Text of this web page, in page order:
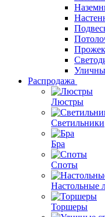
Распродажа
Люстры
Светильники
Бра
Споты
Настольные
Торшеры